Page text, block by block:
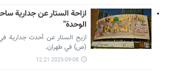
ازاحة الستار عن جدارية
الوحدة"
ازيح الستار عن أحدث جدارية
(ص) في طهران.
2025-09-08 12:21